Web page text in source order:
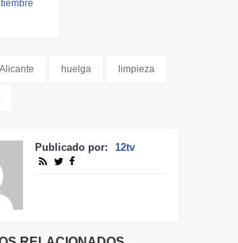
Alicante huelga limpieza
Publicado por: 12tv